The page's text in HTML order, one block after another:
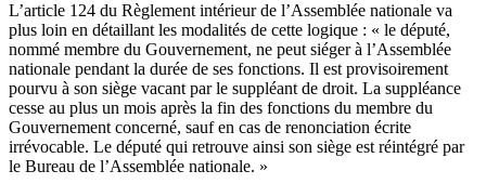
L’article 124 du Règlement intérieur de l’Assemblée nationale va
plus loin en détaillant les modalités de cette logique : « le député,
nommé membre du Gouvernement, ne peut siéger à l’Assemblée
nationale pendant la durée de ses fonctions. Il est provisoirement
pourvu à son siège vacant par le suppléant de droit. La suppléance
cesse au plus un mois après la fin des fonctions du membre du
Gouvernement concerné, sauf en cas de renonciation écrite
irrévocable. Le député qui retrouve ainsi son siège est réintégré par
le Bureau de l’Assemblée nationale. »